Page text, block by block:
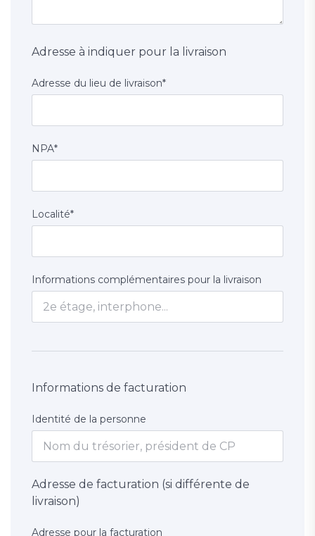
Adresse à indiquer pour la livraison
Adresse du lieu de livraison*
NPA*
Localité*
Informations complémentaires pour la livraison
Informations de facturation
Identité de la personne
Adresse de facturation (si différente de
livraison)
Adresse pour la facturation